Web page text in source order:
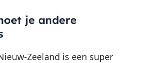
je andere
Zeeland is een super